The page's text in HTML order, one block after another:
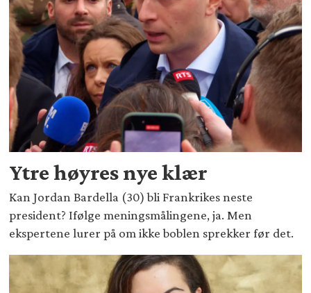
Ytre høyres nye klær
Kan Jordan Bardella (30) bli Frankrikes neste
president? Ifølge meningsmålingene, ja. Men
ekspertene lurer på om ikke boblen sprekker før det.